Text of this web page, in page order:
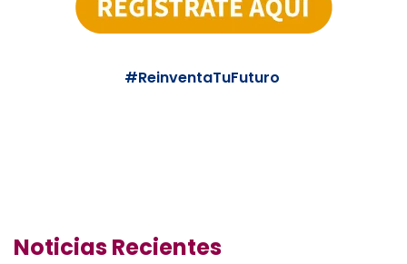
#ReinventaTuFuturo
Noticias Recientes